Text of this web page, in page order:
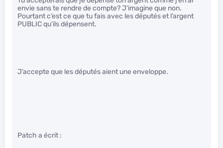
envie sans te rendre de compte? J’imagine que non.
Pourtant c’est ce que tu fais avec les députés et l’argent
PUBLIC qu’ils dépensent.
J’accepte que les députés aient une enveloppe.
Patch a écrit :